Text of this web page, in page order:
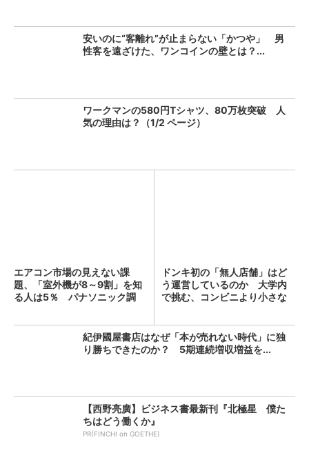
安いのに“客離れ”が止まらない「かつや」 男
性客を遠ざけた、ワンコインの壁とは？...
ワークマンの580円Tシャツ、80万枚突破 人
気の理由は？（1/2 ページ）
エアコン市場の見えない課
題、「室外機が8～9割」を知
る人は5％ パナソニック調
ドンキ初の「無人店舗」はど
う運営しているのか 大学内
で挑む、コンビニより小さな
紀伊國屋書店はなぜ「本が売れない時代」に独
り勝ちできたのか？ 5期連続増収増益を...
【西野亮廣】ビジネス書最新刊『北極星 僕た
ちはどう働くか』
PR(FINCHI on GOETHE)